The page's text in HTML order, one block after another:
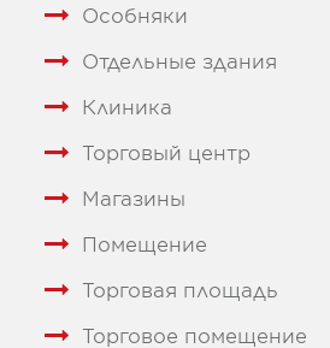
Особняки
Отдельные здания
Клиника
Торговый центр
Магазины
Помещение
Торговая площадь
Торговое помещение